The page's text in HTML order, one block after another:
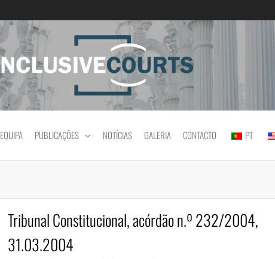
Igualdade e diferença cultural na prática judicial portuguesa
EQUIPA PUBLICAÇÕES NOTÍCIAS GALERIA CONTACTO PT
Tribunal Constitucional, acórdão n.º 232/2004,
31.03.2004